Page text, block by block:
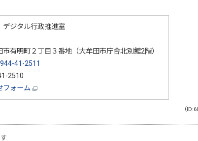
ジタル行政推進室
有明町２丁目３番地（大牟田市庁舎北別館2階）
41-2511
2510
フォーム
（